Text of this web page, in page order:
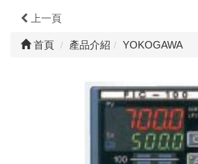
上一頁
首頁 產品介紹 YOKOGAWA